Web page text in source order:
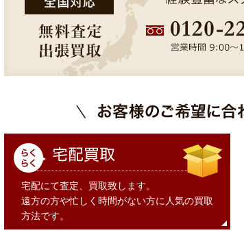
宅配にて査定、買取致します。
遠方の方や忙しく時間がない方に人気の買取
方法です。